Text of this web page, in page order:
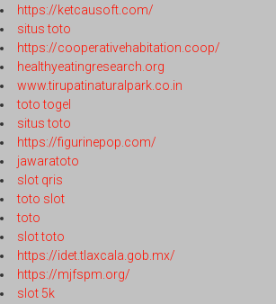
https://ketcausoft.com/
situs toto
https://cooperativehabitation.coop/
healthyeatingresearch.org
www.tirupatinaturalpark.co.in
toto togel
situs toto
https://figurinepop.com/
jawaratoto
slot qris
toto slot
toto
slot toto
https://idet.tlaxcala.gob.mx/
https://mjfspm.org/
slot 5k